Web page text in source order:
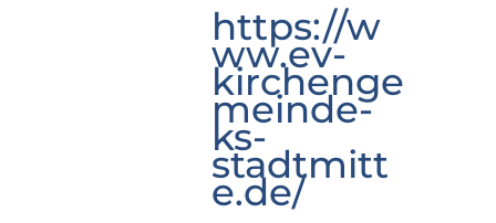
https://w
ww.ev-
kirchenge
meinde-
ks-
stadtmitt
e.de/